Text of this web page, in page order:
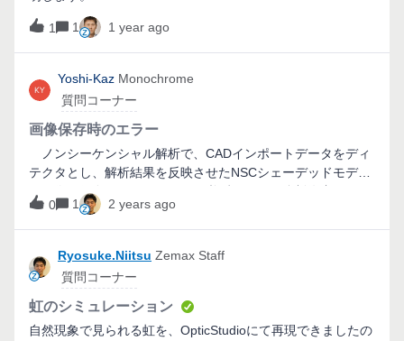
Millimetersを得れるのですが、typeがstrになってしまいま
1 1 1 year ago
Yoshi-Kaz Monochrome
質問コーナー
画像保存時のエラー
ノンシーケンシャル解析で、CADインポートデータをディ
テクタとし、解析結果を反映させたNSCシェーデッドモデル
の画像を保存しようとすると、必ずソフトが強制停止されま
す。 解決方法をご存じの方はおられませんでしょうか？
0 1 2 years ago
Ryosuke.Niitsu Zemax Staff
質問コーナー
虹のシミュレーション
自然現象で見られる虹を、OpticStudioにて再現できましたの